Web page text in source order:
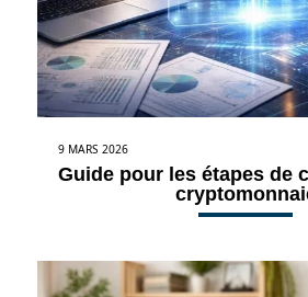
9 MARS 2026
Guide pour les étapes de